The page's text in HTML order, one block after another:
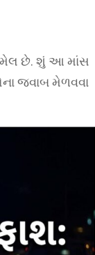
છે. શું આ માંસ
જવાબ મેળવવા